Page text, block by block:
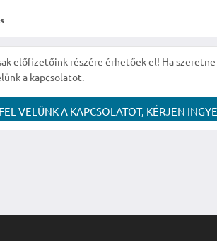
előfizetőink részére érhetőek el! Ha
a kapcsolatot.
VELÜNK A KAPCSOLATOT, KÉRJEN